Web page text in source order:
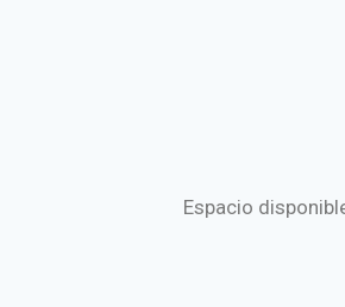
Espacio